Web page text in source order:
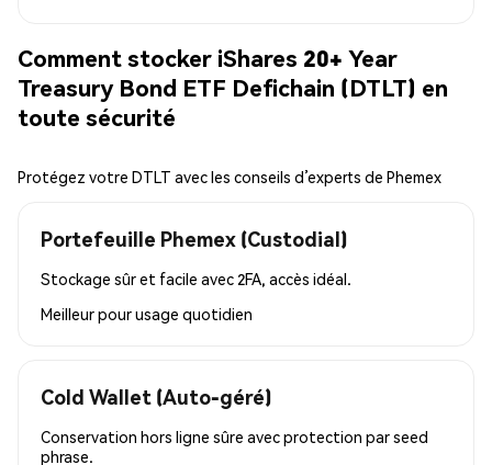
Comment stocker iShares 20+ Year
Treasury Bond ETF Defichain (DTLT) en
toute sécurité
Protégez votre DTLT avec les conseils d’experts de Phemex
Portefeuille Phemex (Custodial)
Stockage sûr et facile avec 2FA, accès idéal.
Meilleur pourusage quotidien
Cold Wallet (Auto-géré)
Conservation hors ligne sûre avec protection par seed
phrase.